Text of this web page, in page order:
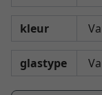
kleur
glastype